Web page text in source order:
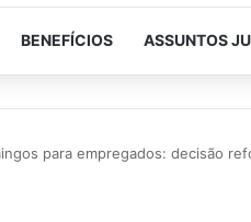
BENEFÍCIOS ASSUNTOS
para empregados: decisão